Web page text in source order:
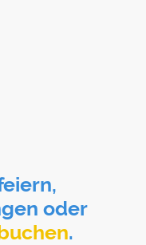
oder
.